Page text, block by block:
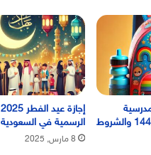
الرسمية في السعودية 2025/1446
8 مارس, 2025